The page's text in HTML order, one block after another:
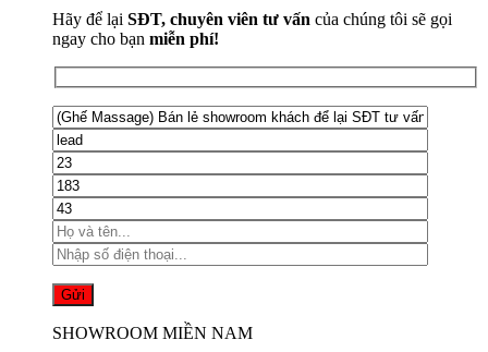
Hãy để lại SĐT, chuyên viên tư vấn của chúng tôi sẽ gọi
ngay cho bạn miễn phí!
SHOWROOM MIỀN NAM